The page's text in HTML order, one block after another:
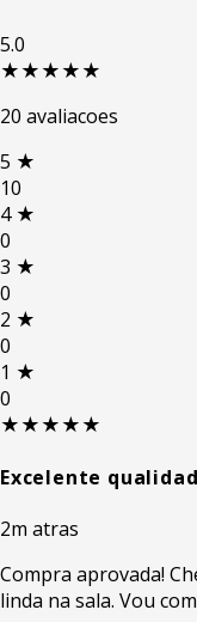
5.0
★★★★★
20 avaliacoes
5 ★
10
4 ★
0
3 ★
0
2 ★
0
1 ★
0
★★★★★
Excelente
2m atras
Compra aprovada!
linda na sala. Vou